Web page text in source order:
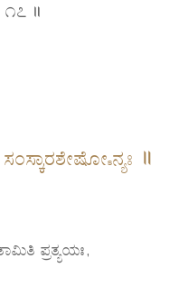
೧೭ ॥
॥
ಪ್ರತ್ಯಯಃ,